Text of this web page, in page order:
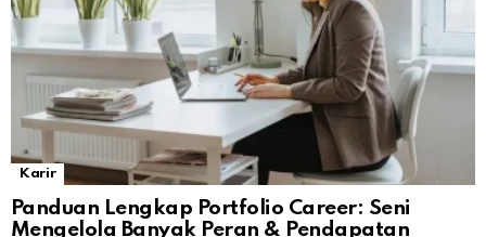
Karir
Panduan Lengkap Portfolio Career: Seni
Mengelola Banyak Peran & Pendapatan